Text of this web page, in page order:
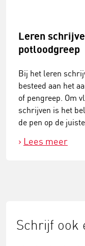
Leren
potloodgreep
Bij het leren
besteed aan het
of pengreep. Om
schrijven is het
de pen op de
Lees meer
Schrijf ook